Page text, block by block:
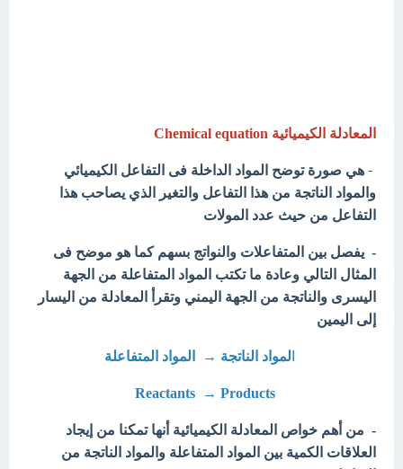
المعادلة الكيميائية Chemical equation
- هي صورة توضح المواد الداخلة فى التفاعل الكيميائي
والمواد الناتجة من هذا التفاعل والتغير الذي يصاحب هذا
التفاعل من حيث عدد المولات
- يفصل بين المتفاعلات والنواتج بسهم كما هو موضح فى
المثال التالي وعادة ما تكتب المواد المتفاعلة من الجهة
اليسرى والناتجة من الجهة اليمني وتقرأ المعادلة من اليسار
إلى اليمين
المواد الناتجة → المواد المتفاعلة
Reactants → Products
- من أهم خواص المعادلة الكيميائية أنها تمكنا من إيجاد
العلاقات الكمية بين المواد المتفاعلة والمواد الناتجة من